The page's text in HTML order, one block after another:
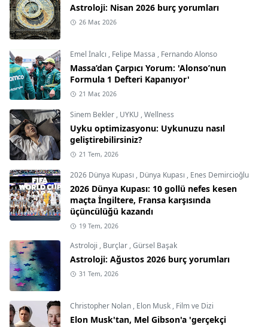
Astroloji: Nisan 2026 burç yorumları
26 Mar, 2026
Emel İnalcı , Felipe Massa , Fernando Alonso
Massa’dan Çarpıcı Yorum: 'Alonso’nun
Formula 1 Defteri Kapanıyor'
21 Mar, 2026
Sinem Bekler , UYKU ,Wellness
Uyku optimizasyonu: Uykunuzu nasıl
geliştirebilirsiniz?
21 Tem, 2026
2026 Dünya Kupası , Dünya Kupası , Enes Demircioğlu
2026 Dünya Kupası: 10 gollü nefes kesen
maçta İngiltere, Fransa karşısında
üçüncülüğü kazandı
19 Tem, 2026
Astroloji , Burçlar ,Gürsel Başak
Astroloji: Ağustos 2026 burç yorumları
31 Tem, 2026
Christopher Nolan , Elon Musk , Film ve Dizi
Elon Musk'tan, Mel Gibson'a 'gerçekçi